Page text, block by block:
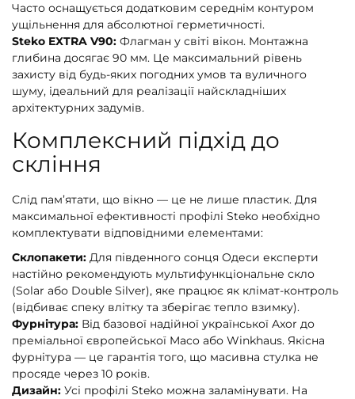
Часто оснащується додатковим середнім контуром
ущільнення для абсолютної герметичності.
Steko EXTRA V90: Флагман у світі вікон. Монтажна
глибина досягає 90 мм. Це максимальний рівень
захисту від будь-яких погодних умов та вуличного
шуму, ідеальний для реалізації найскладніших
архітектурних задумів.
Комплексний підхід до
скління
Слід пам’ятати, що вікно — це не лише пластик. Для
максимальної ефективності профілі Steko необхідно
комплектувати відповідними елементами:
Склопакети: Для південного сонця Одеси експерти
настійно рекомендують мультифункціональне скло
(Solar або Double Silver), яке працює як клімат-контроль
(відбиває спеку влітку та зберігає тепло взимку).
Фурнітура: Від базової надійної української Axor до
преміальної європейської Maco або Winkhaus. Якісна
фурнітура — це гарантія того, що масивна стулка не
просяде через 10 років.
Дизайн: Усі профілі Steko можна заламінувати. На